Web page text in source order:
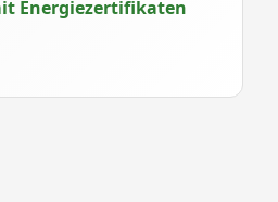
Energiezertifikaten